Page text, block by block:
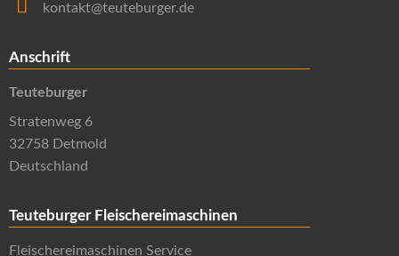
kontakt@teuteburger.de
Anschrift
Teuteburger
Stratenweg 6
32758 Detmold
Deutschland
Teuteburger Fleischereimaschinen
Fleischereimaschinen Service